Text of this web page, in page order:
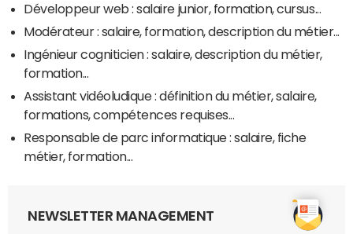
Développeur web : salaire junior, formation, cursus...
Modérateur : salaire, formation, description du métier...
Ingénieur cogniticien : salaire, description du métier,
formation...
Assistant vidéoludique : définition du métier, salaire,
formations, compétences requises...
Responsable de parc informatique : salaire, fiche
métier, formation...
NEWSLETTER MANAGEMENT